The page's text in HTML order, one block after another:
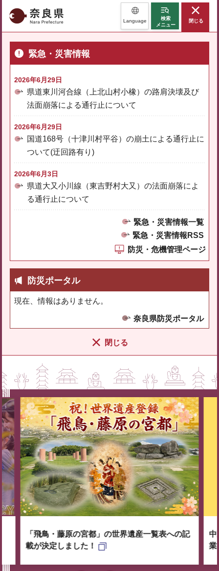
奈良県 Language
検索
メニュー
閉じる
緊急・災害情報
2026年6月29日
県道東川河合線（上北山村小橡）の路肩決壊及び
法面崩落による通行止について
2026年6月29日
国道168号（十津川村平谷）の崩土による通行止に
ついて(迂回路有り)
2026年6月3日
県道大又小川線（東吉野村大又）の法面崩落によ
る通行止について
緊急・災害情報一覧
緊急・災害情報RSS
防災・危機管理ページ
防災ポータル
現在、情報はありません。
奈良県防災ポータル
閉じる
「飛鳥・藤原の宮都」の世界遺産一覧表への記
載が決定しました！
中
業